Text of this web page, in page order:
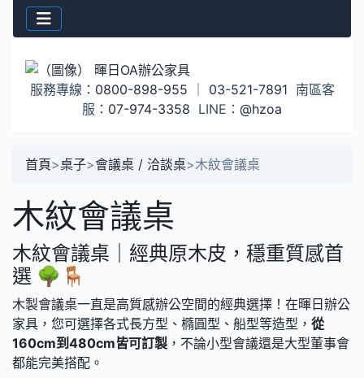
服務專線： 0800-898-955 03-521-7891 南區客
服： 07-974-3358 LINE： @hzoa
首頁>桌子>會議桌 / 洽談桌>木紋會議桌
木紋會議桌
木紋會議桌｜經典原木皮，穩重質感首
選 🌳🪑
木製會議桌一直是高質感辦公空間的經典選擇！在暉日辦公
家具，您可選擇各式長方型、橢圓型、船型等造型， 從
160cm到480cm皆可訂製 ，不論小型會議還是大型董事會
都能完美搭配。